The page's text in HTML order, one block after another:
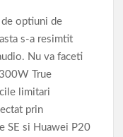
de optiuni de
s-a resimtit
Nu va faceti
True
limitari
prin
SE si Huawei P20